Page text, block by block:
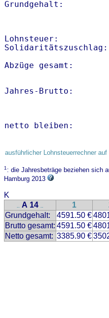
Lohnsteuer:
Abzüge gesamt:
Jahres-
netto
ausführlicher Lohnsteuerrechner
1: die Jahresbeträge beziehen sich
Hamburg 2013
K
.. A 14 .. 1
Grundgehalt:
4591.50 €
Brutto gesamt: 4591.50 €
Netto gesamt: 3385.90 €